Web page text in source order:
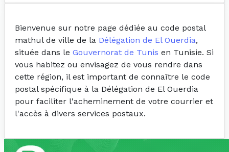
Bienvenue sur notre page dédiée au code postal
mathul de ville de la Délégation de El Ouerdia,
située dans le Gouvernorat de Tunis en Tunisie. Si
vous habitez ou envisagez de vous rendre dans
cette région, il est important de connaître le code
postal spécifique à la Délégation de El Ouerdia
pour faciliter l'acheminement de votre courrier et
l'accès à divers services postaux.